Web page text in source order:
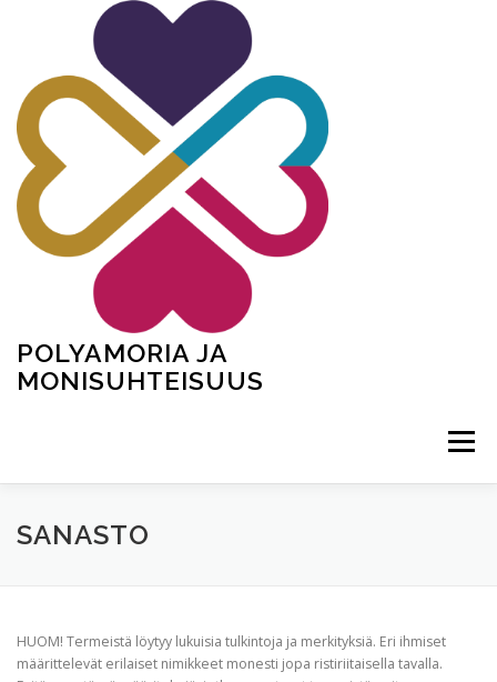
POLYAMORIA JA
MONISUHTEISUUS
Valikko
TERVETULOA TIETOA
SANASTO
HUOM! Termeistä löytyy lukuisia tulkintoja ja merkityksiä. Eri ihmiset
määrittelevät erilaiset nimikkeet monesti jopa ristiriitaisella tavalla.